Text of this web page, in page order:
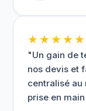
★★★★★
"Un gain de
nos devis et
centralisé au
prise en